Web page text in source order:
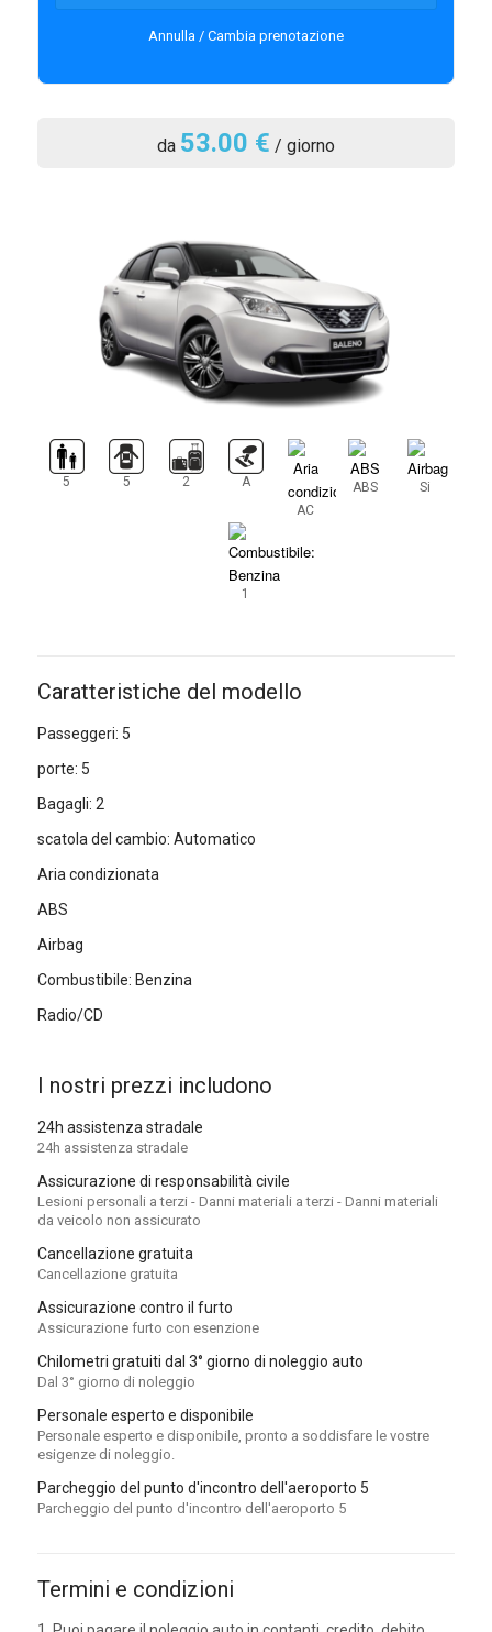
Annulla / Cambia prenotazione
da 53.00 € / giorno
5 5 2
A
AC
ABS Si
1
Caratteristiche del modello
Passeggeri: 5
porte: 5
Bagagli: 2
scatola del cambio: Automatico
Aria condizionata
ABS
Airbag
Combustibile: Benzina
Radio/CD
I nostri prezzi includono
24h assistenza stradale
24h assistenza stradale
Assicurazione di responsabilità civile
Lesioni personali a terzi - Danni materiali a terzi - Danni materiali
da veicolo non assicurato
Cancellazione gratuita
Cancellazione gratuita
Assicurazione contro il furto
Assicurazione furto con esenzione
Chilometri gratuiti dal 3° giorno di noleggio auto
Dal 3° giorno di noleggio
Personale esperto e disponibile
Personale esperto e disponibile, pronto a soddisfare le vostre
esigenze di noleggio.
Parcheggio del punto d'incontro dell'aeroporto 5
Parcheggio del punto d'incontro dell'aeroporto 5
Termini e condizioni